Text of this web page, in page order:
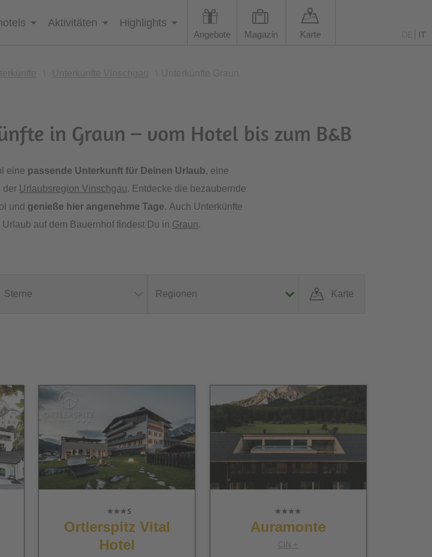
Aktivitäten Highlights
Angebote Magazin Karte IT
in Graun – vom Hotel bis zum B&B
eine passende Unterkunft für Deinen Urlaub, eine
der Urlaubsregion Vinschgau. Entdecke die bezaubernde
und genieße hier angenehme Tage. Auch Unterkünfte
auf dem Bauernhof findest Du in Graun.
Sterne Regionen Karte
Ortlerspitz Vital
Hotel
Auramonte
CIN +